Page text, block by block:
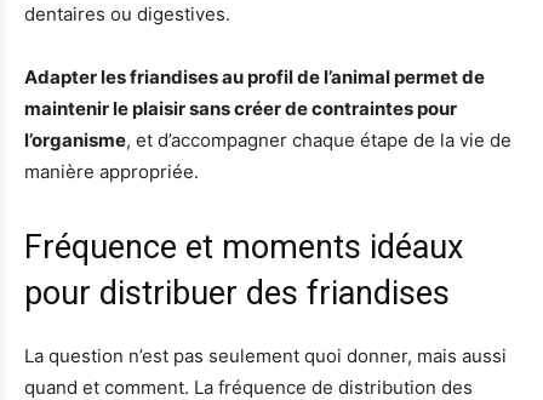
dentaires ou digestives.
Adapter les friandises au profil de l’animal permet de
maintenir le plaisir sans créer de contraintes pour
l’organisme, et d’accompagner chaque étape de la vie de
manière appropriée.
Fréquence et moments idéaux
pour distribuer des friandises
La question n’est pas seulement quoi donner, mais aussi
quand et comment. La fréquence de distribution des